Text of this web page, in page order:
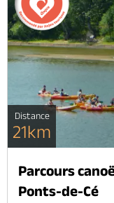
Distance
21km
Parcours
Ponts-de-Cé